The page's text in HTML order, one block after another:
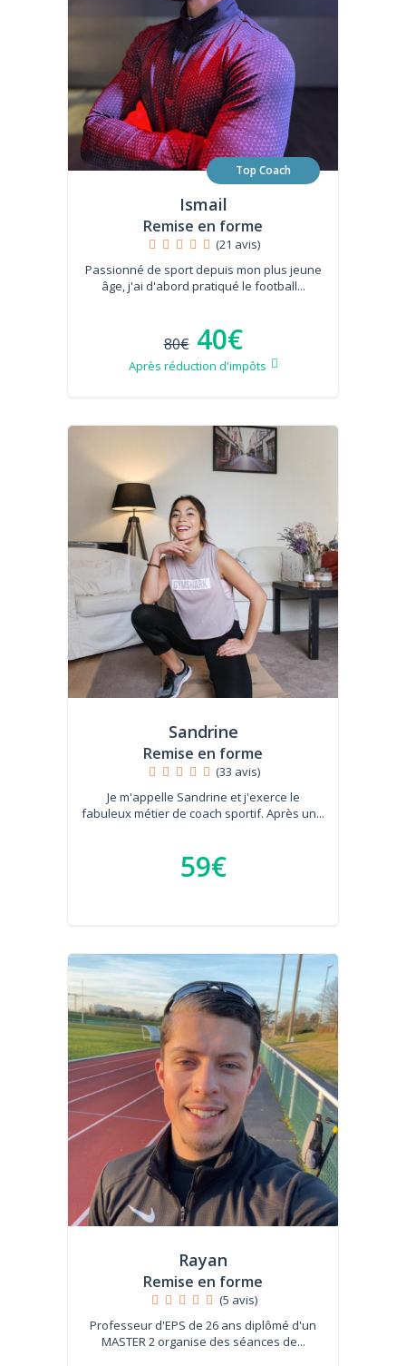
Top Coach
Ismail
Remise en forme
(21 avis)
Passionné de sport depuis mon plus jeune
âge, j'ai d'abord pratiqué le football...
80€ 40€
Après réduction d'impôts
Sandrine
Remise en forme
(33 avis)
Je m'appelle Sandrine et j'exerce le
fabuleux métier de coach sportif. Après un...
59€
Rayan
Remise en forme
(5 avis)
Professeur d'EPS de 26 ans diplômé d'un
MASTER 2 organise des séances de...